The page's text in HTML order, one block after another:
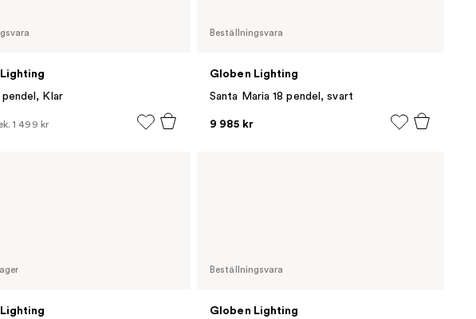
Klar
1 499 kr
Beställningsvara
Globen Lighting
Santa Maria 18 pendel, svart
9 985 kr
Beställningsvara
Globen Lighting